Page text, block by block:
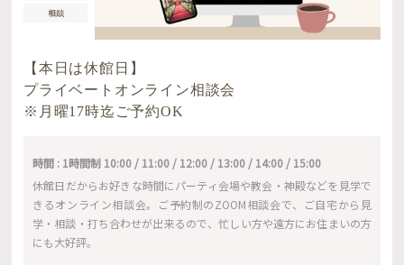
相談
【本日は休館日】
プライベートオンライン相談会
※月曜17時迄ご予約OK
時間 : 1時間制 10:00 / 11:00 / 12:00 / 13:00 / 14:00 / 15:00
休館日だからお好きな時間にパーティ会場や教会・神殿などを見学で
きるオンライン相談会。ご予約制のZOOM相談会で、ご自宅から見
学・相談・打ち合わせが出来るので、忙しい方や遠方にお住まいの方
にも大好評。